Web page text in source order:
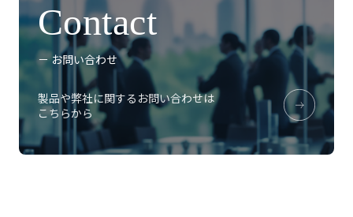
Contact
－ お問い合わせ
製品や弊社に関するお問い合わせは
こちらから